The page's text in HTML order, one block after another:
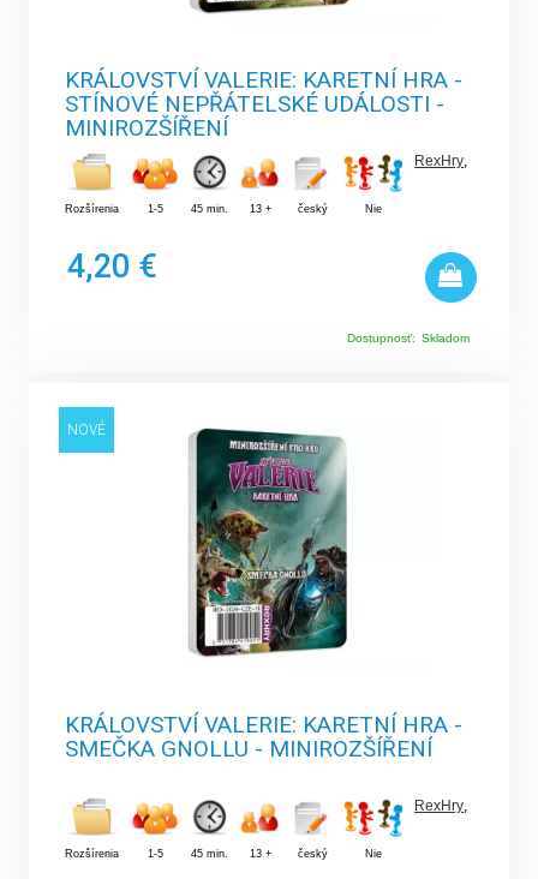
KRÁLOVSTVÍ VALERIE: KARETNÍ HRA -
STÍNOVÉ NEPŘÁTELSKÉ UDÁLOSTI -
MINIROZŠÍŘENÍ
Rozšírenia 1-5 45 min. 13 + český Nie
RexHry,
4,20 €
Dostupnosť: Skladom
NOVÉ
KRÁLOVSTVÍ VALERIE: KARETNÍ HRA -
SMEČKA GNOLLU - MINIROZŠÍŘENÍ
Rozšírenia 1-5 45 min. 13 + český Nie
RexHry